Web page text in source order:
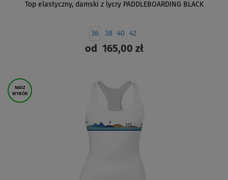
Top elastyczny, damski z lycry PADDLEBOARDING BLACK
36 38 40 42
od 165,00 zł
NASZ
WYBÓR